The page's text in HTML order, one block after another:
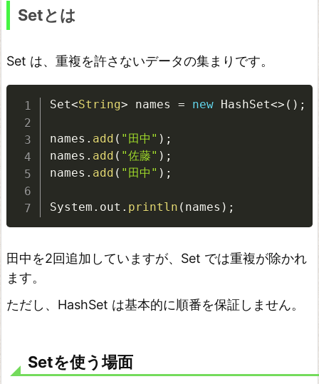
ェ
言
す
る
S
t
r
a
A
と
Setとは
Set は、重複を許さないデータの集まりです。
Set<String> names = new HashSet<> ( ) ;
names . add ( "田中" ) ;
names . add ( "佐藤" ) ;
names . add ( "田中" ) ;
System . out . println ( names ) ;
田中を2回追加していますが、Set では重複が除かれ
ます。
ただし、HashSet は基本的に順番を保証しません。
Setを使う場面